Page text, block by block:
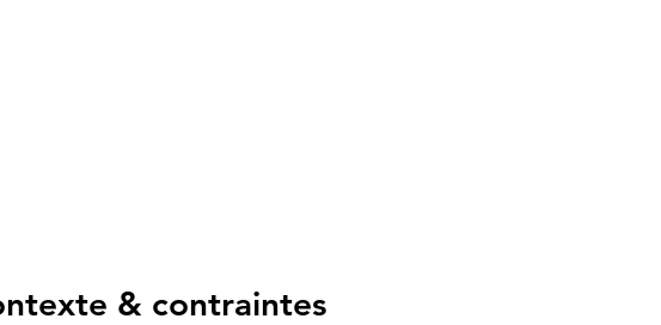
& contraintes